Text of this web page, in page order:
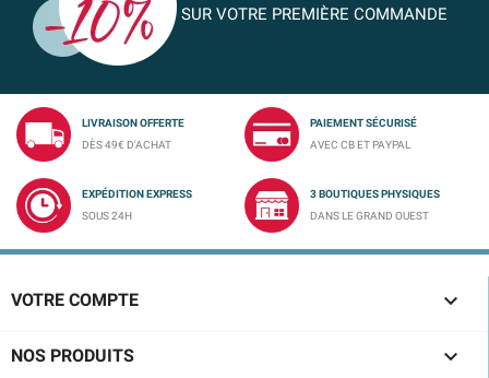
SUR VOTRE PREMIÈRE COMMANDE
LIVRAISON OFFERTE
DÈS 49€ D'ACHAT
PAIEMENT SÉCURISÉ
AVEC CB ET PAYPAL
EXPÉDITION EXPRESS
SOUS 24H
3 BOUTIQUES PHYSIQUES
DANS LE GRAND OUEST
VOTRE COMPTE 
NOS PRODUITS 